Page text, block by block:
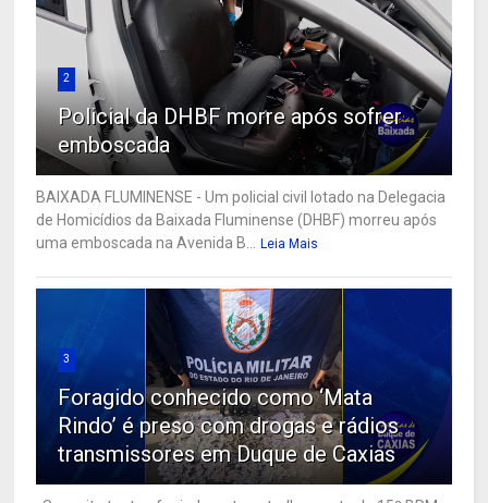
2
Policial da DHBF morre após sofrer
emboscada
BAIXADA FLUMINENSE - Um policial civil lotado na Delegacia
de Homicídios da Baixada Fluminense (DHBF) morreu após
uma emboscada na Avenida B...
Leia Mais
3
Foragido conhecido como ‘Mata
Rindo’ é preso com drogas e rádios
transmissores em Duque de Caxias